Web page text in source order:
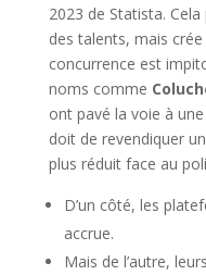
2023 de Statista.
des talents, mais
concurrence est
noms comme
ont pavé la voie à
doit de revendiquer
plus réduit face au
D’un côté, les
accrue.
Mais de l’autre,